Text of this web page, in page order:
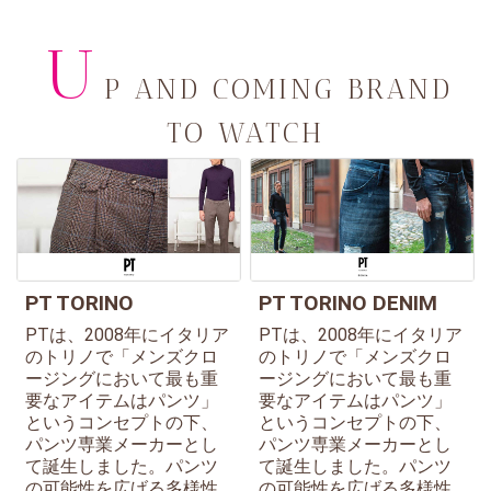
U P AND COMING BRAND
TO WATCH
PT TORINO
PTは、2008年にイタリア
のトリノで「メンズクロ
ージングにおいて最も重
要なアイテムはパンツ」
というコンセプトの下、
パンツ専業メーカーとし
て誕生しました。パンツ
PT TORINO DENIM
PTは、2008年にイタリア
のトリノで「メンズクロ
ージングにおいて最も重
要なアイテムはパンツ」
というコンセプトの下、
パンツ専業メーカーとし
て誕生しました。パンツ